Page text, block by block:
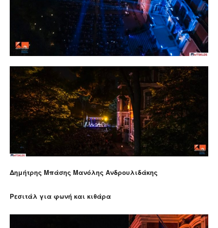
Δημήτρης Μπάσης Μανόλης Ανδρουλιδάκης
Ρεσιτάλ για φωνή και κιθάρα